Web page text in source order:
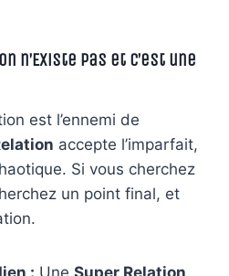
n’Existe Pas et C’est une
est l’ennemi de
accepte l’imparfait,
Si vous cherchez
un point final, et
: Une Super Relation